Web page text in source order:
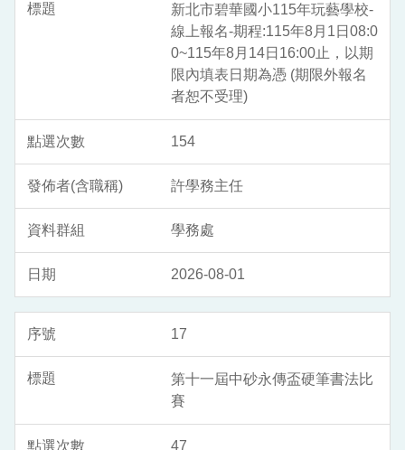
新北市碧華國小115年玩藝學校-
線上報名-期程:115年8月1日08:0
0~115年8月14日16:00止，以期
限內填表日期為憑 (期限外報名
者恕不受理)
154
許學務主任
學務處
2026-08-01
17
第十一屆中砂永傳盃硬筆書法比
賽
47